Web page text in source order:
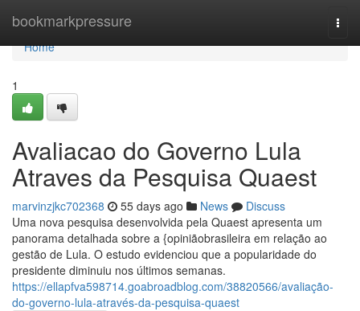
bookmarkpressure
Home
Home
1
Avaliacao do Governo Lula
Atraves da Pesquisa Quaest
marvinzjkc702368 55 days ago News
Discuss
Uma nova pesquisa desenvolvida pela Quaest apresenta um
panorama detalhada sobre a {opiniãobrasileira em relação ao
gestão de Lula. O estudo evidenciou que a popularidade do
presidente diminuiu nos últimos semanas.
https://ellapfva598714.goabroadblog.com/38820566/avaliação-
do-governo-lula-através-da-pesquisa-quaest